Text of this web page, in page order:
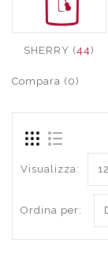
SHERRY (44)
Compara (0)
Visualizza:
Ordina per: